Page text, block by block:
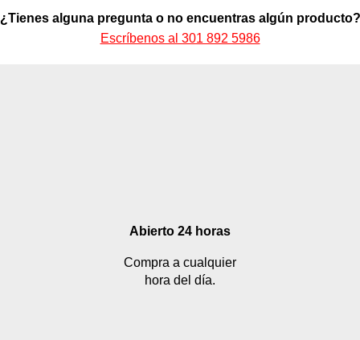
¿Tienes alguna pregunta o no encuentras algún producto?
Escríbenos al 301 892 5986
Abierto 24 horas
Compra a cualquier
hora del día.